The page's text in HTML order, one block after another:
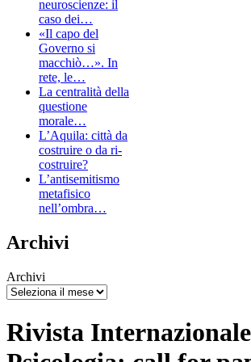
neuroscienze: il
caso dei…
«Il capo del
Governo si
macchiò…». In
rete, le…
La centralità della
questione
morale…
L’Aquila: città da
costruire o da ri-
costruire?
L’antisemitismo
metafisico
nell’ombra…
Archivi
Archivi
Rivista